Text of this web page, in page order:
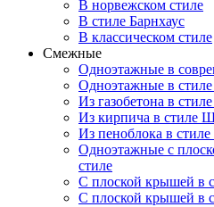
В норвежском стиле
В стиле Барнхаус
В классическом стиле
Смежные
Одноэтажные в
Одноэтажные в
Из газобетона в
Из кирпича в стиле
Из пеноблока в
Одноэтажные с
стиле
С плоской крышей в
С плоской крышей в